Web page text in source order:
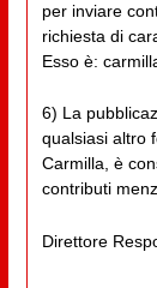
per inviare
richiesta di
Esso è:
6) La
qualsiasi altro
Carmilla, è
contributi
Direttore